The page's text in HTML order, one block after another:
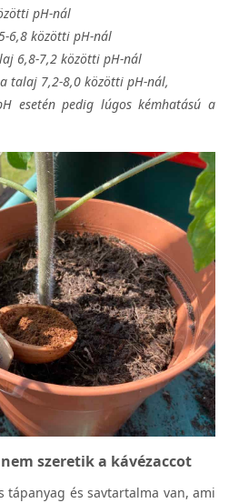
pH-nál
6,8 közötti pH-nál
6,8-7,2 közötti pH-nál
talaj 7,2-8,0 közötti pH-nál,
pedig lúgos kémhatású a
szeretik a kávézaccot
tápanyag és savtartalma van, ami